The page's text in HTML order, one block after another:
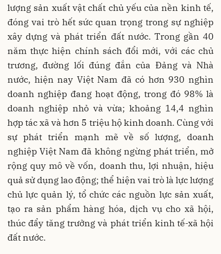
lượng sản xuất vật chất chủ yếu của nền kinh tế,
đóng vai trò hết sức quan trọng trong sự nghiệp
xây dựng và phát triển đất nước. Trong gần 40
năm thực hiện chính sách đổi mới, với các chủ
trương, đường lối đúng đắn của Đảng và Nhà
nước, hiện nay Việt Nam đã có hơn 930 nghìn
doanh nghiệp đang hoạt động, trong đó 98% là
doanh nghiệp nhỏ và vừa; khoảng 14,4 nghìn
hợp tác xã và hơn 5 triệu hộ kinh doanh. Cùng với
sự phát triển mạnh mẽ về số lượng, doanh
nghiệp Việt Nam đã không ngừng phát triển, mở
rộng quy mô về vốn, doanh thu, lợi nhuận, hiệu
quả sử dụng lao động; thể hiện vai trò là lực lượng
chủ lực quản lý, tổ chức các nguồn lực sản xuất,
tạo ra sản phẩm hàng hóa, dịch vụ cho xã hội,
thúc đẩy tăng trưởng và phát triển kinh tế-xã hội
đất nước.